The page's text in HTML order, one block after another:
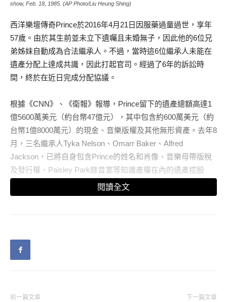
show, Feb. 18, 1985. (AP Photo/Liu Heung Shing)
西洋樂壇傳奇Prince於2016年4月21日因服藥過量過世，享年
57歲。由於其生前並未立下遺囑且未婚無子，因此他的6位兄
弟姊妹自動成為合法繼承人。不過，當時這6位繼承人未能在
遺產分配上達成共識，因此打起官司。經過了6年的訴訟時
間，終於在近日完成分配協議。
根據《CNN》、《衛報》報導，Prince留下的遺產總額高達1
億5600萬美元（約台幣47億元），其中包含約600萬美元（約
台幣1億8000萬元）的現金、音樂版權及其他無形資產。去年8
月，三名繼承人Tyka Nelson、Omarr Baker、Alfred
Jackson，已將自身包含Prince的姓名和肖像、音樂母帶版稅
及發行權、Paisley Park錄音室等知識產權在內的遺產控股
權，出售給音樂版權管理公司Primary Wave。
Prince Legacy有限公司及Prince OAT控股公司平分。Prince
Legacy是由另外三名繼承人Sharon Nelson、John Nelson、
閱讀全文
前一篇文章 下一篇文章